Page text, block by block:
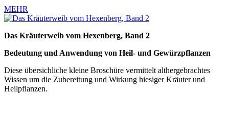
MEHR
Das Kräuterweib vom Hexenberg, Band 2
Bedeutung und Anwendung von Heil- und Gewürzpflanzen
Diese übersichliche kleine Broschüre vermittelt althergebrachtes
Wissen um die Zubereitung und Wirkung hiesiger Kräuter und
Heilpflanzen.